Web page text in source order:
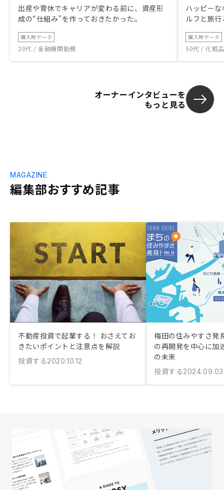
出産や育休でキャリアが変わる前に、資産形
成の“仕組み”を作っておきたかった。
購入時データ
20代 / 金融機関勤務
ハッピー
ルフと旅
購入時データ
50代 / 化粧
オーナーインタビューを
もっと見る
編集部おすすめ記事
MAGAZINE
不動産投資で起業する！ おさえてお
きたいポイントと注意点を解説
投資する2020.10.12
梅田の住みやすさ発
の再開発を中心に加
の未来
投資する2024.09.03